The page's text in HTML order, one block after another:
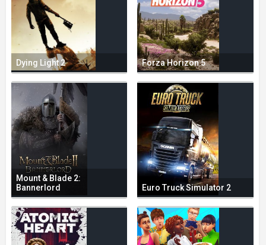
Dying Light 2 Forza Horizon 5
Mount & Blade 2:
Bannerlord
Euro Truck Simulator 2